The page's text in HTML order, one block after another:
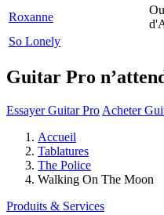
Roxanne
So Lonely
Guitar Pro
Essayer Guitar Pro Acheter
Accueil
Tablatures
The Police
Walking On The Moon
Produits & Services